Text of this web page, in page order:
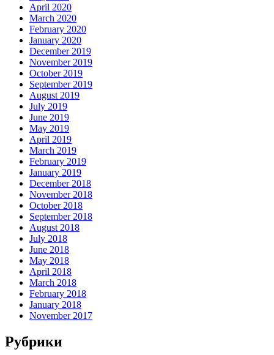
April 2020
March 2020
February 2020
January 2020
December 2019
November 2019
October 2019
September 2019
August 2019
July 2019
June 2019
May 2019
April 2019
March 2019
February 2019
January 2019
December 2018
November 2018
October 2018
September 2018
August 2018
July 2018
June 2018
May 2018
April 2018
March 2018
February 2018
January 2018
November 2017
Рубрики